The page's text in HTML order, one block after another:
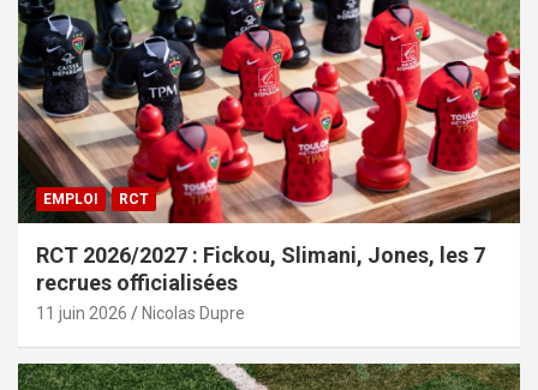
EMPLOI RCT
RCT 2026/2027 : Fickou, Slimani, Jones, les 7
recrues officialisées
11 juin 2026 Nicolas Dupre